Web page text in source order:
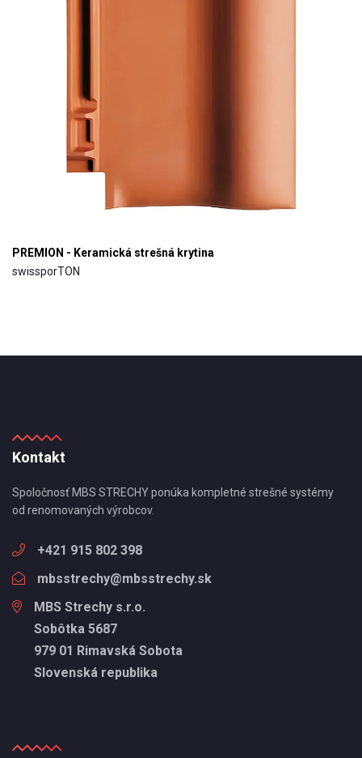
PREMION - Keramická strešná krytina
swissporTON
Kontakt
Spoločnosť MBS STRECHY ponúka kompletné strešné systémy
od renomovaných výrobcov.
+421 915 802 398
mbsstrechy@mbsstrechy.sk
MBS Strechy s.r.o.
Sobôtka 5687
979 01 Rimavská Sobota
Slovenská republika